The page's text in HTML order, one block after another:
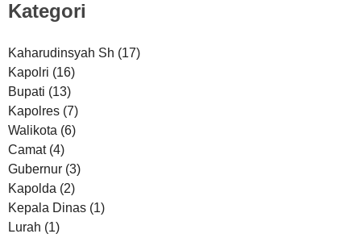
Kategori
Kaharudinsyah Sh (17)
Kapolri (16)
Bupati (13)
Kapolres (7)
Walikota (6)
Camat (4)
Gubernur (3)
Kapolda (2)
Kepala Dinas (1)
Lurah (1)